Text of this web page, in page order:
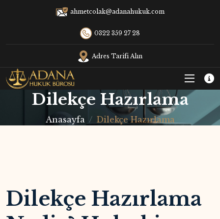
ahmetcolak@adanahukuk.com
0322 359 27 28
Adres Tarifi Alın
Dilekçe Hazırlama
Anasayfa Dilekçe Hazırlama
Dilekçe Hazırlama